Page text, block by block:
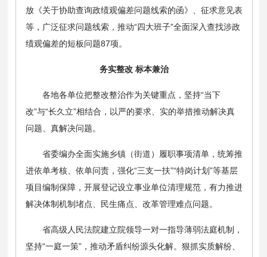
放《关于协助查询政绩观偏差问题线索的函》、征求意见表
等，广泛征求问题线索，推动“四大班子”全面深入查找涉政
绩观偏差的短板问题87项。
务实整改 标本兼治
各地各单位把整改整治作为关键重点，坚持“当下
改”与“长久立”相结合，以严的要求、实的举措推动解决真
问题、真解决问题。
省委编办全面实施乡镇（街道）履职事项清单，统筹推
进依单考核、依单问责，强化“三支一扶”“特岗计划”等基层
项目编制保障，开展登记设立事业单位清理规范，有力推进
解决体制机制堵点、民生痛点、改革管理难点问题。
省高级人民法院建立院领导一对一指导薄弱法庭机制，
坚持“一庭一策”，推动矛盾纠纷源头化解。狠抓实质解纷、